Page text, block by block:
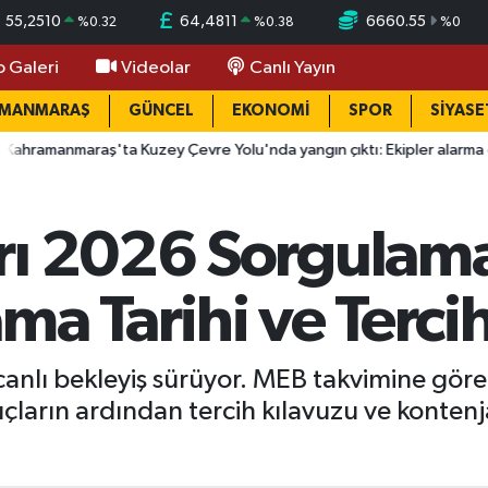
55,2510 %0.32 64,4811 %0.38 6660.55 %0
Galeri Videolar Canlı Yayın
GÜNCEL EKONOMİ SPOR
Kuzey Çevre Yolu'nda yangın çıktı: Ekipler alarma geçti
2026
Tarihi ve
bekleyiş sürüyor. MEB takvimine
ardından tercih kılavuzu ve